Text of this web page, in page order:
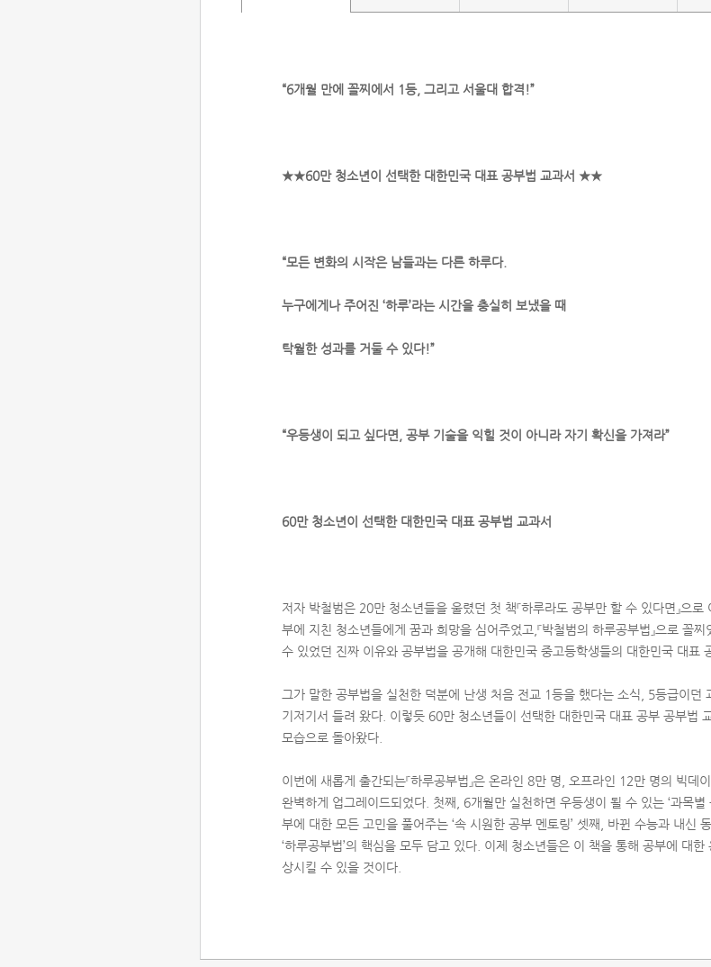
“6개월 만에 꼴찌에서 1등, 그리고 서울대 합격!”
★★60만 청소년이 선택한 대한민국 대표 공부법 교과서 ★★
“모든 변화의 시작은 남들과는 다른 하루다.
누구에게나 주어진 ‘하루’라는 시간을 충실히 보냈을 때
탁월한 성과를 거둘 수 있다!”
“우등생이 되고 싶다면, 공부 기술을 익힐 것이 아니라 자기 확신을 가져라”
60만 청소년이 선택한 대한민국 대표 공부법 교과서
저자 박철범은 20만 청소년들을 울렸던 첫 책『하루라도 공부만 할 수 있다면』으
부에 지친 청소년들에게 꿈과 희망을 심어주었고,『박철범의 하루공부법』으로 꼴
수 있었던 진짜 이유와 공부법을 공개해 대한민국 중고등학생들의 대한민국 대표
그가 말한 공부법을 실천한 덕분에 난생 처음 전교 1등을 했다는 소식, 5등급이던
기저기서 들려 왔다. 이렇듯 60만 청소년들이 선택한 대한민국 대표 공부 공부법 교
모습으로 돌아왔다.
이번에 새롭게 출간되는『하루공부법』은 온라인 8만 명, 오프라인 12만 명의 빅데
완벽하게 업그레이드되었다. 첫째, 6개월만 실천하면 우등생이 될 수 있는 ‘과목
부에 대한 모든 고민을 풀어주는 ‘속 시원한 공부 멘토링’ 셋째, 바뀐 수능과 내신
‘하루공부법’의 핵심을 모두 담고 있다. 이제 청소년들은 이 책을 통해 공부에 대
상시킬 수 있을 것이다.